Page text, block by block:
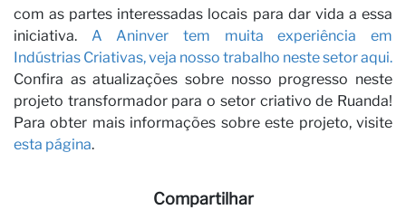
com as partes interessadas locais para dar vida a essa
iniciativa. A Aninver tem muita experiência em
Indústrias Criativas, veja nosso trabalho neste setor aqui.
Confira as atualizações sobre nosso progresso neste
projeto transformador para o setor criativo de Ruanda!
Para obter mais informações sobre este projeto, visite
esta página.
Compartilhar